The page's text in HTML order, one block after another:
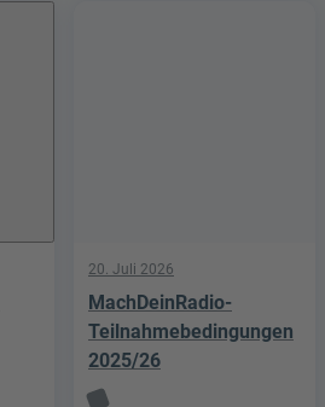
20. Juli 2026
MachDeinRadio-
Teilnahmebedingungen
2025/26